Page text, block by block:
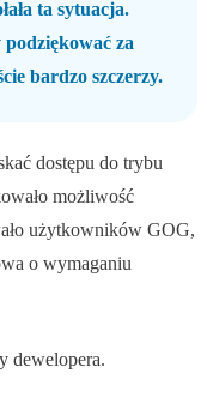
ta sytuacja.
za
bardzo szczerzy.
dostępu do trybu
możliwość
użytkowników GOG,
o wymaganiu
dewelopera.